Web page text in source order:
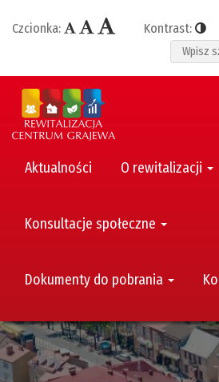
Czcionka:
Kontrast:
Search
Aktualności O rewitalizacji
Konsultacje społeczne
Dokumenty do pobrania